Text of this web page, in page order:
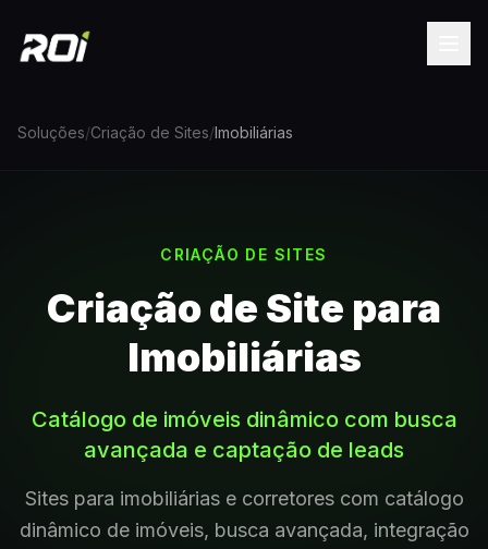
Soluções/Criação de Sites/Imobiliárias
CRIAÇÃO DE SITES
Criação de Site para
Imobiliárias
Catálogo de imóveis dinâmico com busca
avançada e captação de leads
Sites para imobiliárias e corretores com catálogo
dinâmico de imóveis, busca avançada, integração